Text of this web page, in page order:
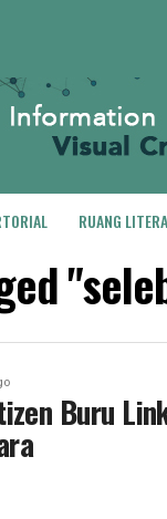
RUANG
Buru